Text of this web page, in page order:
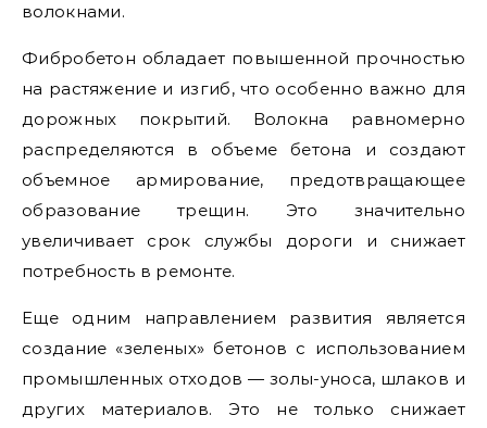
волокнами.
Фибробетон обладает повышенной прочностью
на растяжение и изгиб, что особенно важно для
дорожных покрытий. Волокна равномерно
распределяются в объеме бетона и создают
объемное армирование, предотвращающее
образование трещин. Это значительно
увеличивает срок службы дороги и снижает
потребность в ремонте.
Еще одним направлением развития является
создание «зеленых» бетонов с использованием
промышленных отходов — золы-уноса, шлаков и
других материалов. Это не только снижает